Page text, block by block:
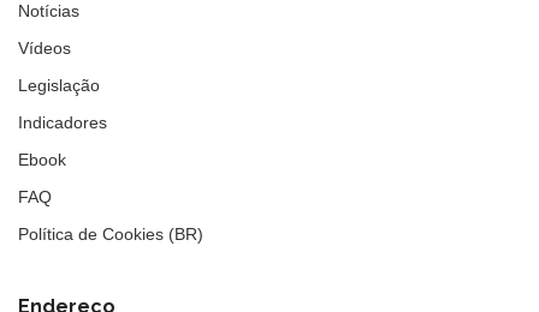
Notícias
Vídeos
Legislação
Indicadores
Ebook
FAQ
Política de Cookies (BR)
Endereço